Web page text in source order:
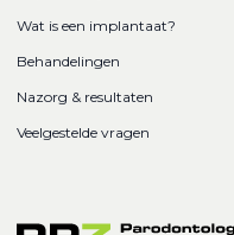
Wat is een implantaat?
Behandelingen
Nazorg & resultaten
Veelgestelde vragen